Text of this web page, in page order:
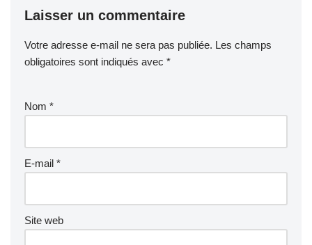
Laisser un commentaire
Votre adresse e-mail ne sera pas publiée. Les champs
obligatoires sont indiqués avec *
Nom *
E-mail *
Site web